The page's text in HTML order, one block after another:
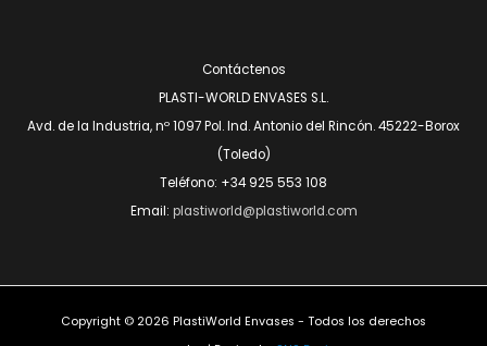
Contáctenos
PLASTI-WORLD ENVASES S.L.
Avd. de la Industria, nº 1097 Pol. Ind. Antonio del Rincón. 45222-Borox
(Toledo)
Teléfono: +34 925 553 108
Email: plastiworld@plastiworld.com
Copyright © 2026 PlastiWorld Envases - Todos los derechos